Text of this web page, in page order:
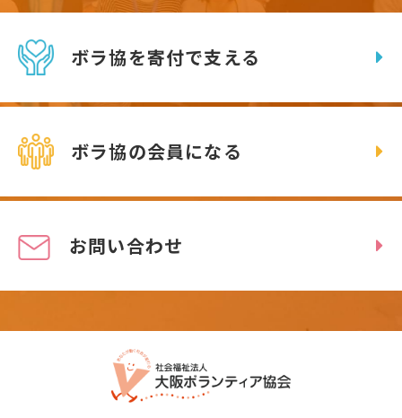
ボラ協を寄付で支える
ボラ協の会員になる
お問い合わせ